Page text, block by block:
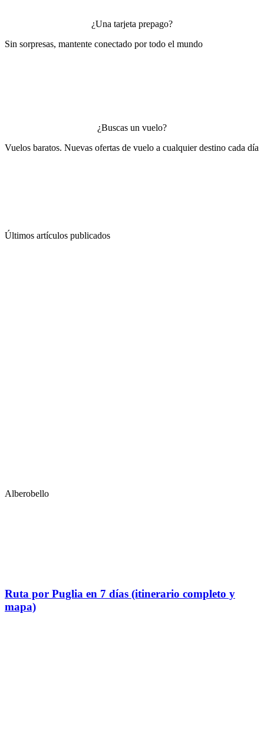
¿Una tarjeta prepago?
Sin sorpresas, mantente conectado por todo el mundo
¿Buscas un vuelo?
Vuelos baratos. Nuevas ofertas de vuelo a cualquier destino cada día
Últimos artículos publicados
Alberobello
Ruta por Puglia en 7 días (itinerario completo y
mapa)